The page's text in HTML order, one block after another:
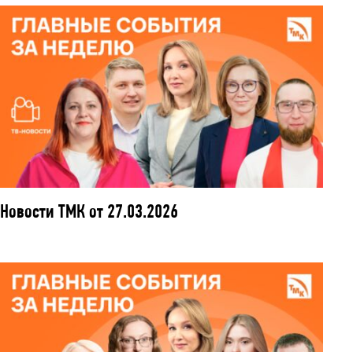
Новости ТМК от 27.03.2026